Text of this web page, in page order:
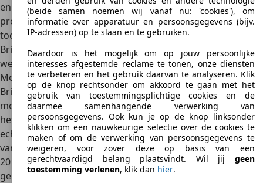
en in 2009 ging de Europese importeur failliet. Brilliance
probeerde het nog even zelfstandig, maar moest in 2010
toch definitief opgeven. Rond 2020 heeft de joint-venture
Brilliance-SWM wel de import van een compact SUV-model
weer opgestart.
Modellen en varianten
Brilliance had op de Chinese thuismarkt een uitgebreid
modelaanbod. Met de vele joint-ventures meegerekend is
het aanbod zelfs nog breder. In Europa heeft het merk
echteralleen de sedans BS4 en BS6geleverd, in de periode
van 2007 tot en met 2010. In sommige landen wordt sinds
2019 ook de G01 uit de joint-venture Brilliance-SWM
geleverd via een professionele importeur. De G01 is een
(beide samen noemen wij vanaf nu: 'cookies'), om
informatie over apparatuur en persoonsgegevens (bijv.
IP-adressen) op te slaan en te gebruiken.
Daardoor is het mogelijk om op jouw persoonlijke
interesses afgestemde reclame te tonen, onze diensten
te verbeteren en het gebruik daarvan te analyseren. Klik
op de knop rechtsonder om akkoord te gaan met het
gebruik van toestemmingsplichtige cookies en de
daarmee samenhangende verwerking van
persoonsgegevens. Ook kun je op de knop linksonder
klikken om een nauwkeurige selectie over de cookies te
maken of om de verwerking van persoonsgegevens te
weigeren, voor zover deze op basis van een
gerechtvaardigd belang plaatsvindt. Wil jij geen
toestemming verlenen, klik dan hier.